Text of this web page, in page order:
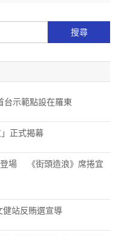
台示範點設在羅東
正式揭幕
登場 《街頭造浪》席捲宜
健站反賄選宣導